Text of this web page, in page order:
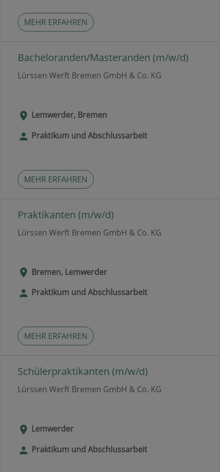
MEHR ERFAHREN
Bacheloranden/Masteranden (m/w/d)
Lürssen Werft Bremen GmbH & Co. KG
Lemwerder, Bremen
Praktikum und Abschlussarbeit
MEHR ERFAHREN
Praktikanten (m/w/d)
Lürssen Werft Bremen GmbH & Co. KG
Bremen, Lemwerder
Praktikum und Abschlussarbeit
MEHR ERFAHREN
Schülerpraktikanten (m/w/d)
Lürssen Werft Bremen GmbH & Co. KG
Lemwerder
Praktikum und Abschlussarbeit